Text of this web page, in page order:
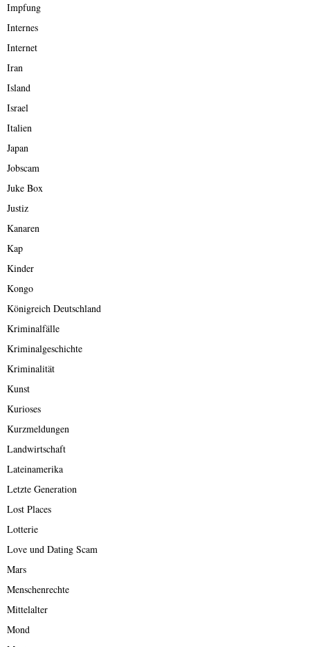
Impfung
Internes
Internet
Iran
Island
Israel
Italien
Japan
Jobscam
Juke Box
Justiz
Kanaren
Kap
Kinder
Kongo
Königreich Deutschland
Kriminalfälle
Kriminalgeschichte
Kriminalität
Kunst
Kurioses
Kurzmeldungen
Landwirtschaft
Lateinamerika
Letzte Generation
Lost Places
Lotterie
Love und Dating Scam
Mars
Menschenrechte
Mittelalter
Mond